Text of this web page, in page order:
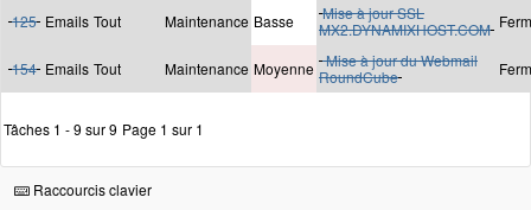
125 Emails Tout Maintenance Basse
Mise à jour SSL
MX2.DYNAMIXHOST.COM
154 Emails Tout Maintenance Moyenne Mise à jour du Webmail
RoundCube
Tâches 1 - 9 sur 9 Page 1 sur 1
Raccourcis clavier